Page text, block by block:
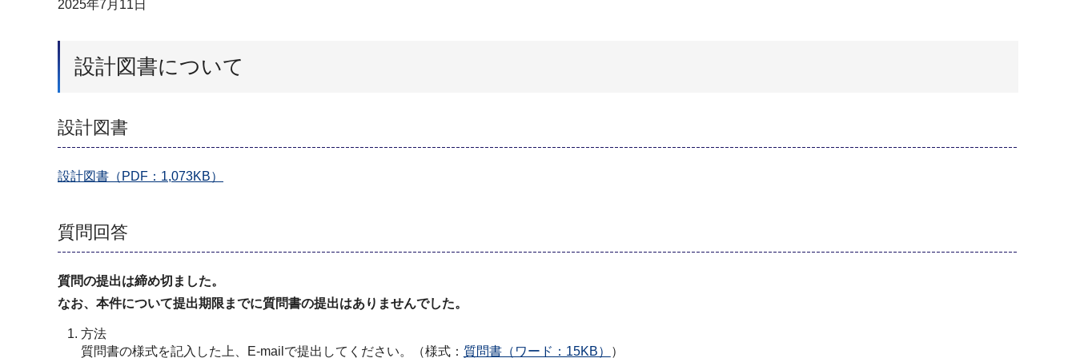
2025年7月11日
設計図書について
設計図書
設計図書（PDF：1,073KB）
質問回答
質問の提出は締め切ました。
なお、本件について提出期限までに質問書の提出はありませんでした。
方法
質問書の様式を記入した上、E-mailで提出してください。（様式： 質問書（ワード：15KB） ）